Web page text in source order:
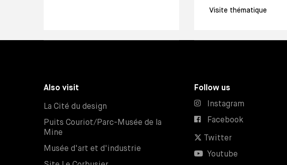
Visite thématique
Also visit
La Cité du design
Puits Couriot/Parc-Musée de la
Mine
Musée d'art et d'industrie
Follow us
Instagram
FacebookNew window
TwitterNew window
Youtube